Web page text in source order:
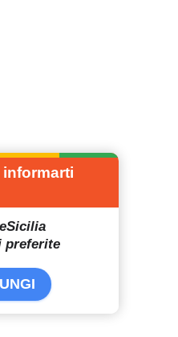
preferite